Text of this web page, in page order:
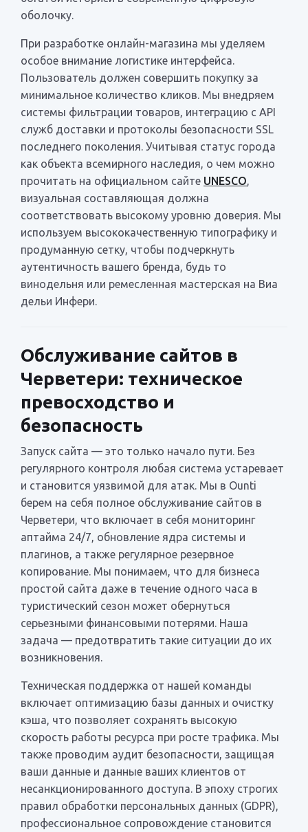
оболочку.
При разработке онлайн-магазина мы уделяем
особое внимание логистике интерфейса.
Пользователь должен совершить покупку за
минимальное количество кликов. Мы внедряем
системы фильтрации товаров, интеграцию с API
служб доставки и протоколы безопасности SSL
последнего поколения. Учитывая статус города
как объекта всемирного наследия, о чем можно
прочитать на официальном сайте UNESCO,
визуальная составляющая должна
соответствовать высокому уровню доверия. Мы
используем высококачественную типографику и
продуманную сетку, чтобы подчеркнуть
аутентичность вашего бренда, будь то
винодельня или ремесленная мастерская на Виа
дельи Инфери.
Обслуживание сайтов в
Черветери: техническое
превосходство и
безопасность
Запуск сайта — это только начало пути. Без
регулярного контроля любая система устаревает
и становится уязвимой для атак. Мы в Ounti
берем на себя полное обслуживание сайтов в
Черветери, что включает в себя мониторинг
аптайма 24/7, обновление ядра системы и
плагинов, а также регулярное резервное
копирование. Мы понимаем, что для бизнеса
простой сайта даже в течение одного часа в
туристический сезон может обернуться
серьезными финансовыми потерями. Наша
задача — предотвратить такие ситуации до их
возникновения.
Техническая поддержка от нашей команды
включает оптимизацию базы данных и очистку
кэша, что позволяет сохранять высокую
скорость работы ресурса при росте трафика. Мы
также проводим аудит безопасности, защищая
ваши данные и данные ваших клиентов от
несанкционированного доступа. В эпоху строгих
правил обработки персональных данных (GDPR),
профессиональное сопровождение становится